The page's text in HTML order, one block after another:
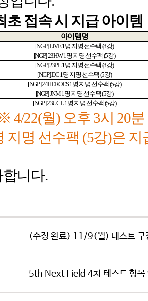
초 접속 시 지급 아이템
아이템명
[NGP] LIVE 1명 지명 선수팩 (8강)
[NGP] 23HW 1명 지명 선수팩 (5강)
[NGP] 23PL 1명 지명 선수팩 (8강)
[NGP] DC 1명 지명 선수팩 (5강)
[NGP] 24HEROES 1명 지명 선수팩 (5강)
[NGP] JNM 1명 지명 선수팩(5강)
[NGP] 23UCL 1명 지명 선수팩 (5강)
4/22(월) 오후 3시 20
지명 선수팩 (5강)은 지
합니다.
(수정 완료) 11/9(월) 테스트 구
5th Next Field 4차 테스트 항목